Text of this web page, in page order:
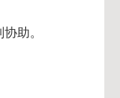
助。